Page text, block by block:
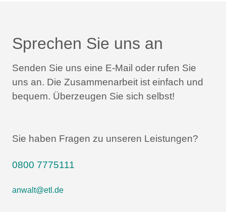
Sprechen Sie uns an
Senden Sie uns eine E-Mail oder rufen Sie
uns an. Die Zusammenarbeit ist einfach und
bequem. Überzeugen Sie sich selbst!
Sie haben Fragen zu unseren Leistungen?
0800 7775111
anwalt@etl.de